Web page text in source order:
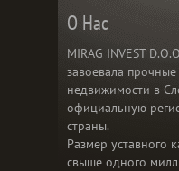
О Нас
MIRAG INVEST
завоевала
недвижимости в
официальную
страны.
Размер уставного
свыше одного